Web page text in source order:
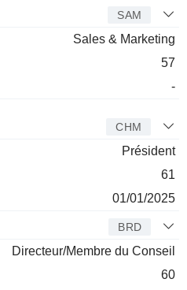
SAM
Sales & Marketing
57
-
CHM
Président
61
01/01/2025
BRD
Directeur/Membre du Conseil
60